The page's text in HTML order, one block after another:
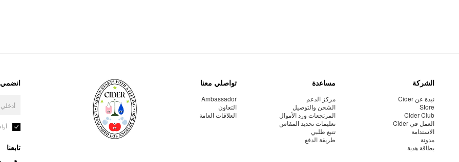
الشركة
نبذة عن Cider
Store
Cider Club
العمل في Cider
الاستدامة
مدونة
بطاقة هدية
مساعدة
مركز الدعم
الشحن والتوصيل
المرتجعات ورد الأموال
تعليمات تحديد المقاس
تتبع طلبي
طريقة الدفع
تواصلي معنا
Ambassador
التعاون
العلاقات العامة
انضمي
تابعنا